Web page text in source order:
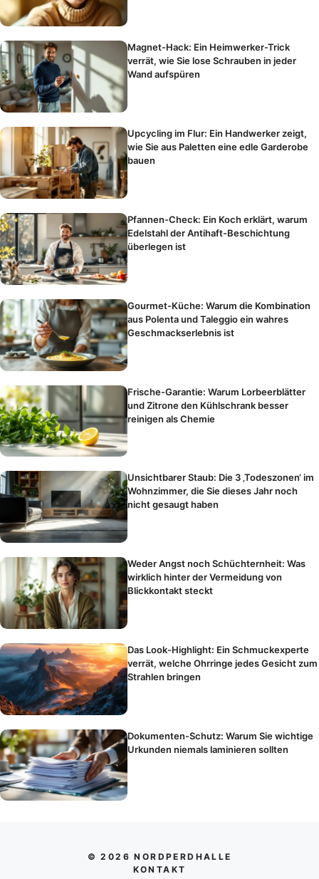
Magnet-Hack: Ein Heimwerker-Trick
verrät, wie Sie lose Schrauben in jeder
Wand aufspüren
Upcycling im Flur: Ein Handwerker zeigt,
wie Sie aus Paletten eine edle Garderobe
bauen
Pfannen-Check: Ein Koch erklärt, warum
Edelstahl der Antihaft-Beschichtung
überlegen ist
Gourmet-Küche: Warum die Kombination
aus Polenta und Taleggio ein wahres
Geschmackserlebnis ist
Frische-Garantie: Warum Lorbeerblätter
und Zitrone den Kühlschrank besser
reinigen als Chemie
Unsichtbarer Staub: Die 3 ‚Todeszonen‘ im
Wohnzimmer, die Sie dieses Jahr noch
nicht gesaugt haben
Weder Angst noch Schüchternheit: Was
wirklich hinter der Vermeidung von
Blickkontakt steckt
Das Look-Highlight: Ein Schmuckexperte
verrät, welche Ohrringe jedes Gesicht zum
Strahlen bringen
Dokumenten-Schutz: Warum Sie wichtige
Urkunden niemals laminieren sollten
© 2026 NORDPERDHALLE
KONTAKT